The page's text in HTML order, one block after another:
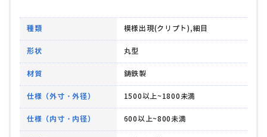
種類 模様出現(クリプト),細目
形状 丸型
材質 鋳鉄製
仕様（外寸・外径） 1500以上~1800未満
仕様（内寸・内径） 600以上~800未満